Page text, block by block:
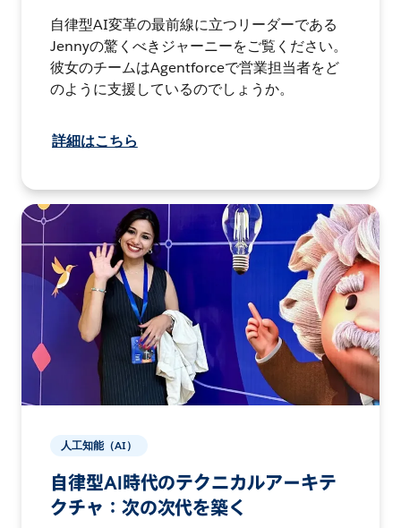
自律型AI変革の最前線に立つリーダーである
Jennyの驚くべきジャーニーをご覧ください。
彼女のチームはAgentforceで営業担当者をど
のように支援しているのでしょうか。
詳細はこちら
人工知能（AI）
自律型AI時代のテクニカルアーキテ
クチャ：次の次代を築く